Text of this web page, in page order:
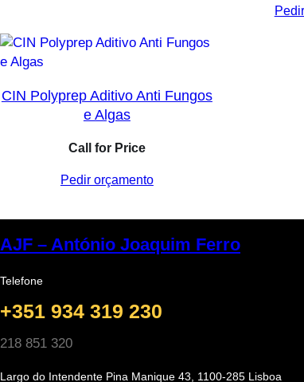
CIN Polyprep Aditivo Anti Fungos
e Algas
Call for Price
Pedir orçamento
AJF – António Joaquim Ferro
Telefone
+351 934 319 230
218 851 320
Largo do Intendente Pina Manique 43, 1100-285 Lisboa